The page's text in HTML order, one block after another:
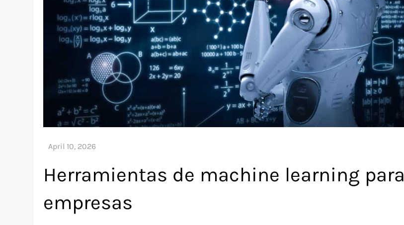
Herramientas de machine learning para
empresas